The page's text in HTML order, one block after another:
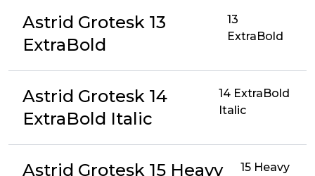
Astrid Grotesk 13
ExtraBold
13
ExtraBold
Astrid Grotesk 14
ExtraBold Italic
14 ExtraBold
Italic
Astrid Grotesk 15 Heavy 15 Heavy